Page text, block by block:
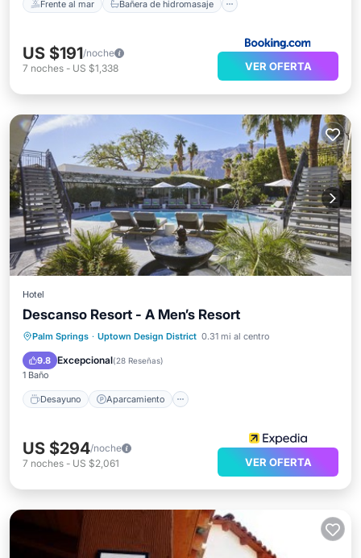
Frente al mar Bañera de hidromasaje
US $191/noche
7 noches - US $1,338 VER OFERTA
Hotel
Descanso Resort - A Men’s Resort
Palm Springs · Uptown Design District 0.31 mi al centro
9.8 Excepcional(28 Reseñas)
1 Baño
Desayuno Aparcamiento
Desayuno Aparcamiento
Piscina
Internet
US $294/noche
7 noches - US $2,061 VER OFERTA